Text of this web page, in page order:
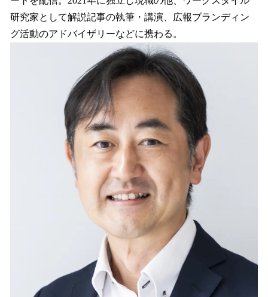
研究家として解説記事の執筆・講演、広報ブランディン
グ活動のアドバイザリーなどに携わる。